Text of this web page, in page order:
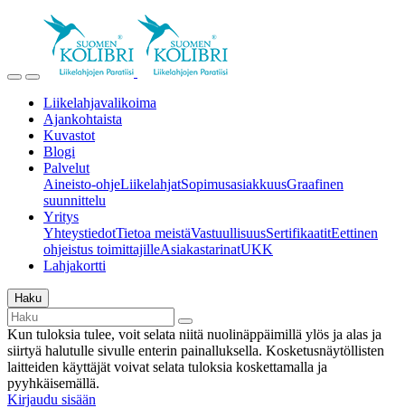
Liikelahjavalikoima
Ajankohtaista
Kuvastot
Blogi
Palvelut
Aineisto-ohjeLiikelahjatSopimusasiakkuusGraafinen
suunnittelu
Yritys
YhteystiedotTietoa meistäVastuullisuusSertifikaatitEettinen
ohjeistus toimittajilleAsiakastarinatUKK
Lahjakortti
Haku
Kun tuloksia tulee, voit selata niitä nuolinäppäimillä ylös ja alas ja
siirtyä halutulle sivulle enterin painalluksella. Kosketusnäytöllisten
laitteiden käyttäjät voivat selata tuloksia koskettamalla ja
pyyhkäisemällä.
Kirjaudu sisään